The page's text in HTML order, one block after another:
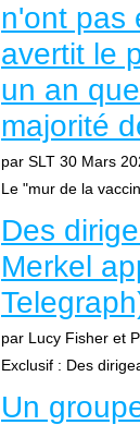
n'ont pas
avertit le
un an
majorité
par SLT 30 Mars
Le "mur de la
Des
Merkel
par Lucy Fisher et
Exclusif : Des
Un